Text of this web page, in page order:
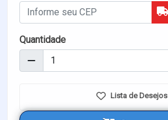
Quantidade
Lista de Desejos